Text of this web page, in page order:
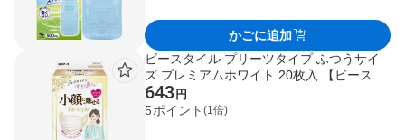
かごに追加
ビースタイル プリーツタイプ ふつうサイ
ズ プレミアムホワイト 20枚入 【ビースタ
イル】 小さめマスク
643 円
5ポイント (1倍)